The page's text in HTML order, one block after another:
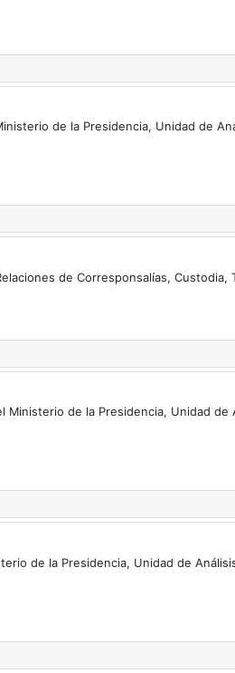
de la Presidencia, Unidad de
de Corresponsalías, Custodia,
de la Presidencia, Unidad
de la Presidencia, Unidad de